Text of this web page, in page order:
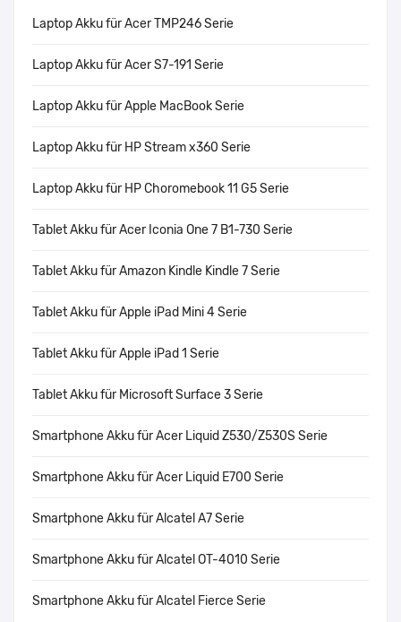
Laptop Akku für Acer TMP246 Serie
Laptop Akku für Acer S7-191 Serie
Laptop Akku für Apple MacBook Serie
Laptop Akku für HP Stream x360 Serie
Laptop Akku für HP Choromebook 11 G5 Serie
Tablet Akku für Acer Iconia One 7 B1-730 Serie
Tablet Akku für Amazon Kindle Kindle 7 Serie
Tablet Akku für Apple iPad Mini 4 Serie
Tablet Akku für Apple iPad 1 Serie
Tablet Akku für Microsoft Surface 3 Serie
Smartphone Akku für Acer Liquid Z530/Z530S Serie
Smartphone Akku für Acer Liquid E700 Serie
Smartphone Akku für Alcatel A7 Serie
Smartphone Akku für Alcatel OT-4010 Serie
Smartphone Akku für Alcatel Fierce Serie